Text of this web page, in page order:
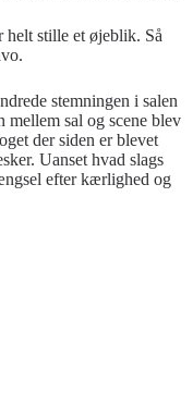
stille et øjeblik. Så
stemningen i salen
mellem sal og scene blev
der siden er blevet
Uanset hvad slags
efter kærlighed og